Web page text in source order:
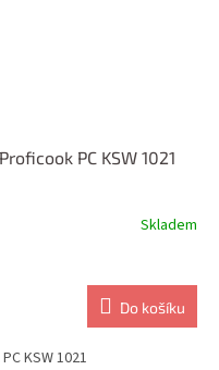
PC KSW 1021
Skladem
Do košíku
KSW 1021